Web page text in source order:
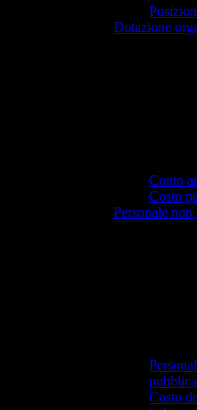
Dotazione
Conto
Costo
Personale
Costo